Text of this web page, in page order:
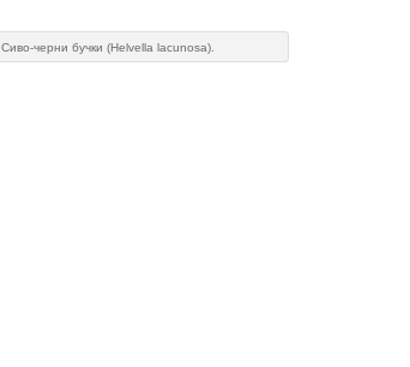
Сиво-черни бучки (Helvella lacunosa).